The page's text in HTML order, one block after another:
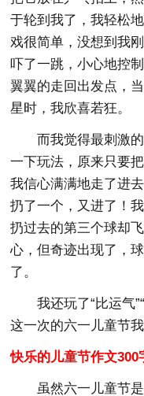
于轮到我了，我轻松
戏很简单，没想到我
吓了一跳，小心地控
翼翼的走回出发点，
星时，我欣喜若狂。
而我觉得最刺激
一下玩法，原来只要
我信心满满地走了进
扔了一个，又进了！
扔过去的第三个球却
心，但奇迹出现了，
了。
我还玩了“比运气
这一次的六一儿童节
快乐的儿童节作文300
虽然六一儿童节